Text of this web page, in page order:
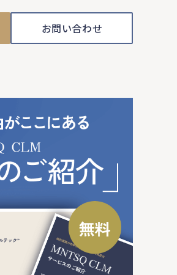
お問い合わせ